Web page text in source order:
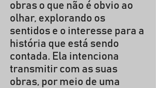
obras o que não é obvio ao
olhar, explorando os
sentidos e o interesse para a
história que está sendo
contada. Ela intenciona
transmitir com as suas
obras, por meio de uma